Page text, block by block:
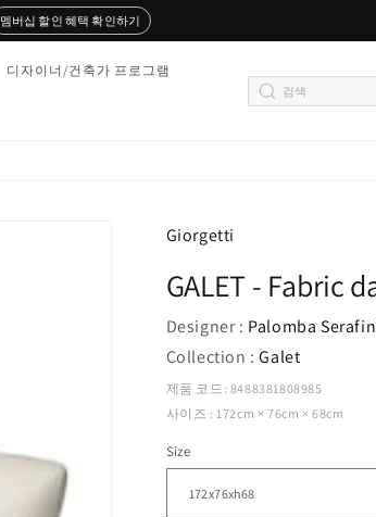
멤버십 할인 혜택 확인하기
디자이너/건축가 프로그램
Giorgetti
GALET - Fabric
Designer : Palomba
Collection :Galet
제품 코드: 8488381808985
사이즈 : 172cm × 76cm × 68cm
Size